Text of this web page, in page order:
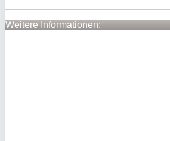
Weitere Informationen: